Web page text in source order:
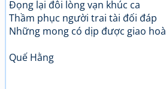
Đọng lại đôi lòng vạn khúc ca
Thầm phục người trai tài đối đáp
Những mong có dịp được giao hoà
Quế Hằng